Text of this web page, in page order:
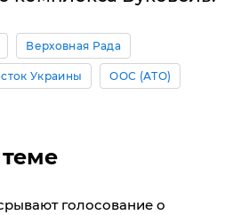
Верховная Рада
Украины ООС (АТО)
голосование о